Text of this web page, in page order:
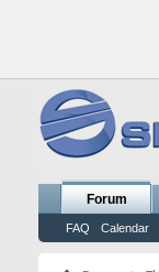
Forum
FAQ Calendar